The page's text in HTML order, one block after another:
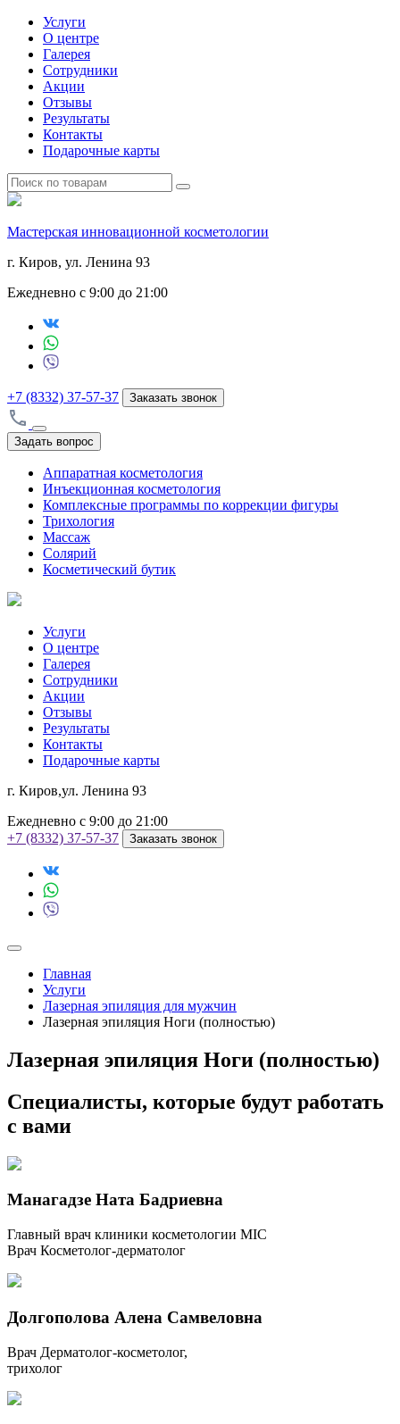
Услуги
О центре
Галерея
Сотрудники
Акции
Отзывы
Результаты
Контакты
Подарочные карты
Мастерская инновационной косметологии
г. Киров, ул. Ленина 93
Ежедневно с 9:00 до 21:00
+7 (8332) 37-57-37 Заказать звонок
Задать вопрос
Аппаратная косметология
Инъекционная косметология
Комплексные программы по коррекции фигуры
Трихология
Массаж
Солярий
Косметический бутик
Услуги
О центре
Галерея
Сотрудники
Акции
Отзывы
Результаты
Контакты
Подарочные карты
г. Киров,ул. Ленина 93
Ежедневно с 9:00 до 21:00
+7 (8332) 37-57-37
Заказать звонок
Главная
Услуги
Лазерная эпиляция для мужчин
Лазерная эпиляция Ноги (полностью)
Лазерная эпиляция Ноги (полностью)
Специалисты, которые будут работать
с вами
Манагадзе Ната Бадриевна
Главный врач клиники косметологии MIC
Врач Косметолог-дерматолог
Долгополова Алена Самвеловна
Врач Дерматолог-косметолог,
трихолог